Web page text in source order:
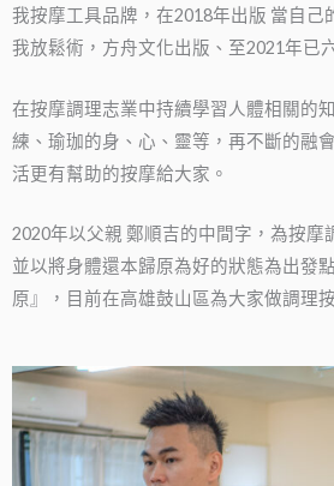
我按摩工具品牌，在2018年出版 當自己
我放鬆術，方舟文化出版、至2021年已
在按摩調理志業中持續學習人體相關的
練、瑜珈的身、心、靈等，再不斷的融
活更有幫助的按摩給大家。
2020年以父親 鄭順吉的中間字，為按摩
並以將身體還本歸原為好的狀態為出發
原』，目前在高雄鼓山區為大家做調理